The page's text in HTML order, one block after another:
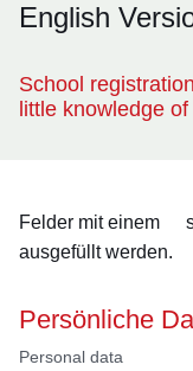
English
School
little knowledge
Felder mit einem
ausgefüllt werden.
Persönliche
Personal data